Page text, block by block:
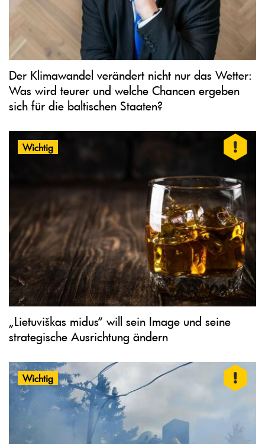
Der Klimawandel verändert nicht nur das Wetter:
Was wird teurer und welche Chancen ergeben
sich für die baltischen Staaten?
Wichtig
„Lietuviškas midus“ will sein Image und seine
strategische Ausrichtung ändern
Wichtig